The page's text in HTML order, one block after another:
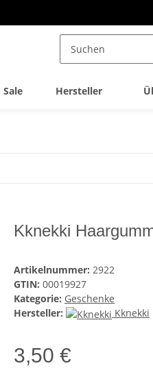
Sale Hersteller
Kknekki
Artikelnummer: 2922
GTIN: 00019927
Kategorie: Geschenke
Hersteller:
Kknekki
3,50 €